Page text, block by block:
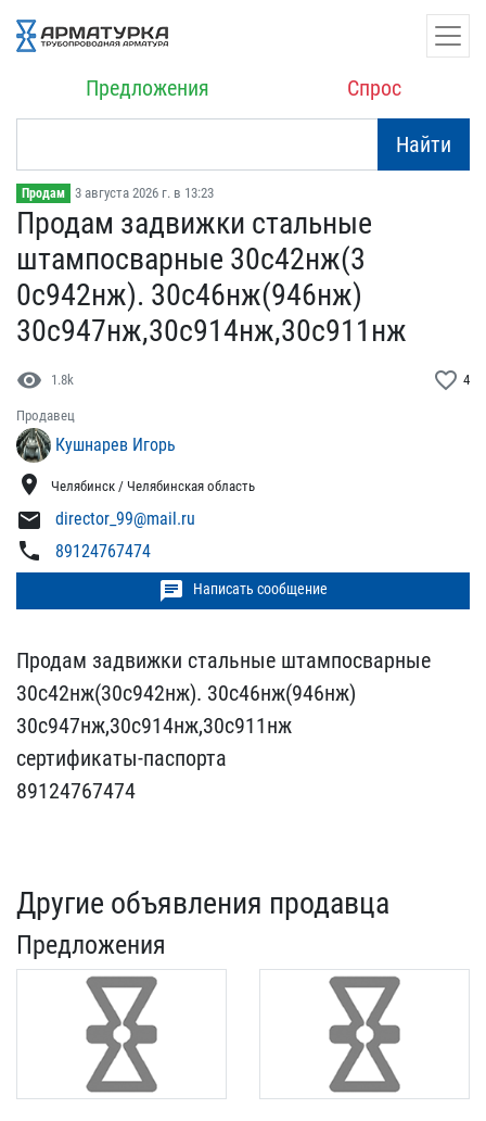
Предложения Спрос
Найти
Продам 3 августа 2026 г. в 13:23
Продам задвижки стальные​
штампосварные 30с42нж(3​
0с942нж). 30с46нж(946нж)​
30с947нж,30с914нж,30с911​нж
visibility 1.8k favorite_border 4
Продавец
Кушнарев Игорь
location_on Челябинск / Челябинская область
mail director_99@mail.ru
phone 89124767474
chat Написать сообщение
Продам задвижки стальные​ штампосварные
30с42нж(3​0с942нж). 30с46нж(946нж)​
30с947нж,30с914нж,30с911​нж
сертификаты-паспорта
​89124767474
Другие объявления продавца
Предложения